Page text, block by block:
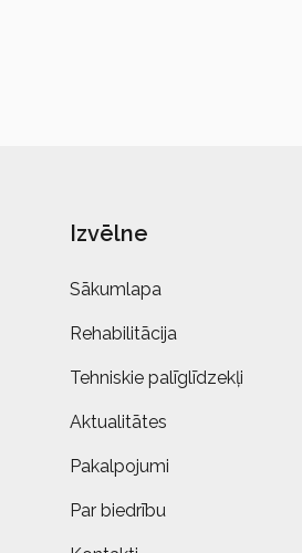
Izvēlne
Sākumlapa
Rehabilitācija
Tehniskie palīglīdzekļi
Aktualitātes
Pakalpojumi
Par biedrību